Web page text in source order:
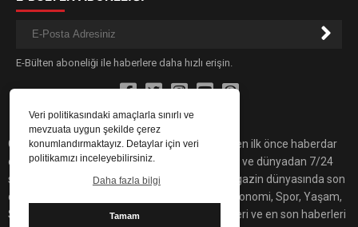
Veri politikasındaki amaçlarla sınırlı ve
mevzuata uygun şekilde çerez
konumlandırmaktayız. Detaylar için veri
politikamızı inceleyebilirsiniz.
Daha fazla bilgi
Tamam
E-Bülten aboneliği ile haberlere daha hızlı erişin.
Gündemdeki son dakika haber ve gelişmelerden ilk önce haberdar
olmak için İnterntyapı'yı takip edin! Türkiye’den ve dünyadan 7/24
son dakika haberleri bulabilirsiniz. Yaşam, magazin dünyasında son
dakika haberleri, Sitemiz'de Siyaset, Sağlık, Ekonomi, Spor, Yaşam,
Sanat ve Teknoloji alanında yaşanan gelişmeleri ve en son haberleri